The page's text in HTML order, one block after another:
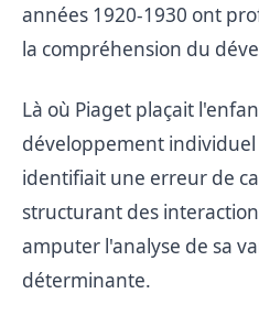
années 1920-1930 ont
la compréhension du
Là où Piaget plaçait
développement
identifiait une erreur de
structurant des
amputer l'analyse de sa
déterminante.